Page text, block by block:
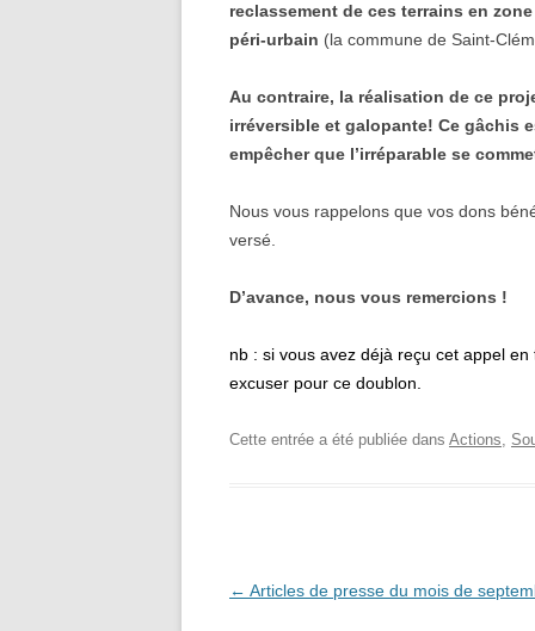
reclassement de ces terrains en
péri-urbain (la commune de Saint-
Au contraire, la réalisation de ce
irréversible et galopante! Ce gâchis
empêcher que l’irréparable se
Nous vous rappelons que vos dons
versé.
D’avance, nous vous remercions !
nb : si vous avez déjà reçu cet appel
excuser pour ce doublon.
Cette entrée a été publiée dans Actions,
Navigation
← Articles de presse du mois de